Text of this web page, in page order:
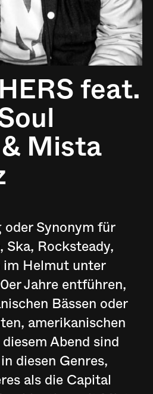
feat.
Mista
oder Synonym für
Rocksteady,
im Helmut unter
Jahre entführen,
Bässen oder
amerikanischen
Abend sind
diesen Genres,
als die Capital